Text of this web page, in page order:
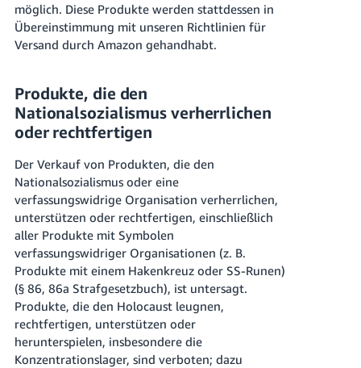
möglich. Diese Produkte werden stattdessen in
Übereinstimmung mit unseren Richtlinien für
Versand durch Amazon gehandhabt.
Produkte, die den
Nationalsozialismus verherrlichen
oder rechtfertigen
Der Verkauf von Produkten, die den
Nationalsozialismus oder eine
verfassungswidrige Organisation verherrlichen,
unterstützen oder rechtfertigen, einschließlich
aller Produkte mit Symbolen
verfassungswidriger Organisationen (z. B.
Produkte mit einem Hakenkreuz oder SS-Runen)
(§ 86, 86a Strafgesetzbuch), ist untersagt.
Produkte, die den Holocaust leugnen,
rechtfertigen, unterstützen oder
herunterspielen, insbesondere die
Konzentrationslager, sind verboten; dazu